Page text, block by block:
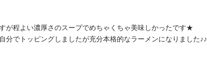
が程よい濃厚さのスープでめちゃくちゃ美味しかったです★
分でトッピングしましたが充分本格的なラーメンになりました♪♪